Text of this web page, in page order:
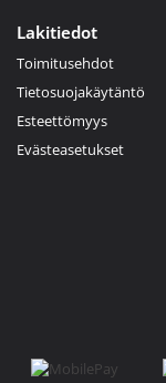
Lakitiedot
Toimitusehdot
Tietosuojakäytäntö
Esteettömyys
Evästeasetukset